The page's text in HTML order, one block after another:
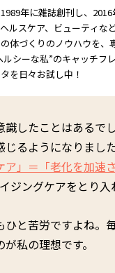
年に雑誌創刊し、
ルスケア、ビューティな
体づくりのノウハウを、
ルシーな私”のキャッチフ
を日々お試し中！
識したことはある
るようになりまし
」＝「老化を加速
ジングケアをとり入
と苦労ですよね。
私の理想です。